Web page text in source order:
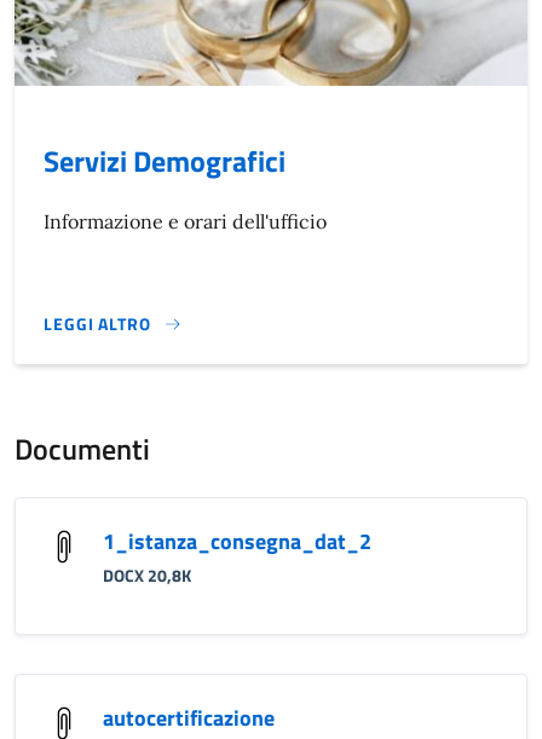
Servizi Demografici
Informazione e orari dell'ufficio
LEGGI ALTRO
}
Documenti
1_istanza_consegna_dat_2
DOCX 20,8K
autocertificazione